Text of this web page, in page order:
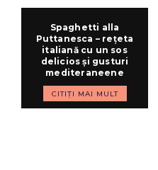
Spaghetti alla
Puttanesca – rețeta
italiană cu un sos
delicios și gusturi
mediteraneene
CITIȚI MAI MULT